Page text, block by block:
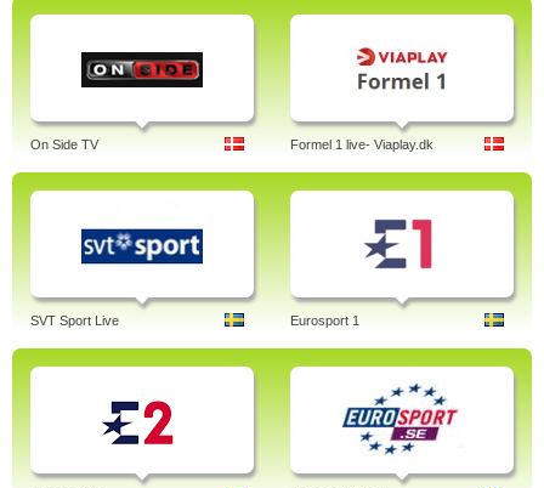
On Side TV Formel 1 live- Viaplay.dk
SVT Sport Live Eurosport 1